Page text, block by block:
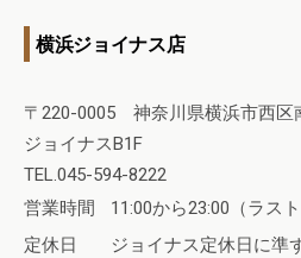
横浜ジョイナス店
〒220-0005 神奈川県横浜市西区
ジョイナスB1F
TEL.045-594-8222
営業時間
11:00から23:00（ラス
定休日
ジョイナス定休日に準